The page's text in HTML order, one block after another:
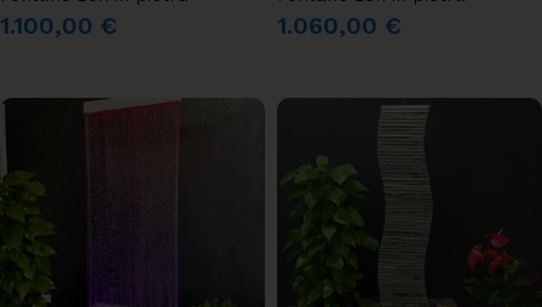
1.100,00 € 1.060,00 €